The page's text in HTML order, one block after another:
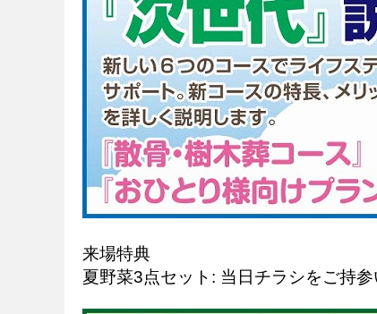
来場特典
夏野菜3点セット: 当日チラシをご持